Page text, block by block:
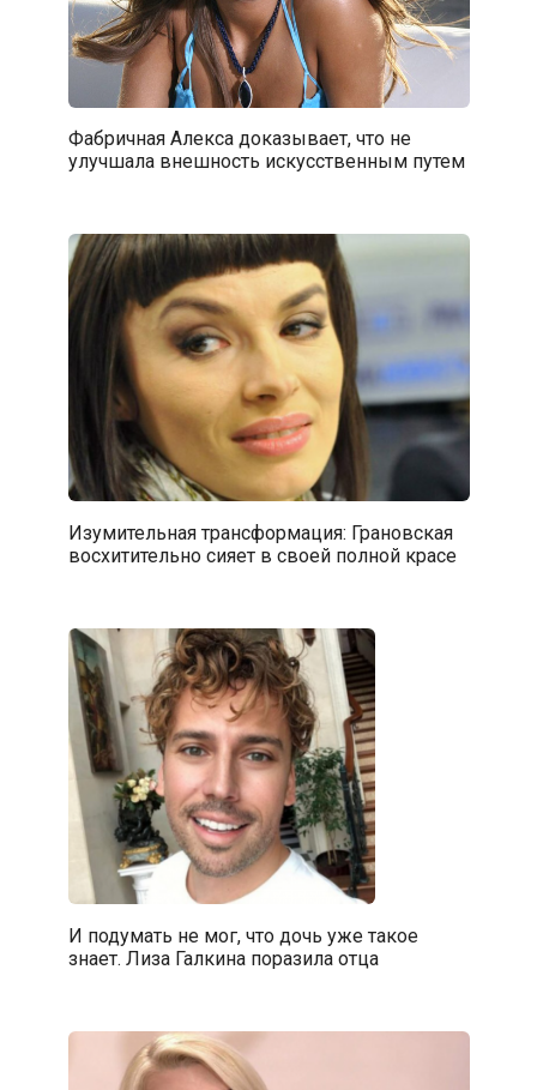
Фабричная Алекса доказывает, что не
улучшала внешность искусственным путем
Изумительная трансформация: Грановская
восхитительно сияет в своей полной красе
И подумать не мог, что дочь уже такое
знает. Лиза Галкина поразила отца